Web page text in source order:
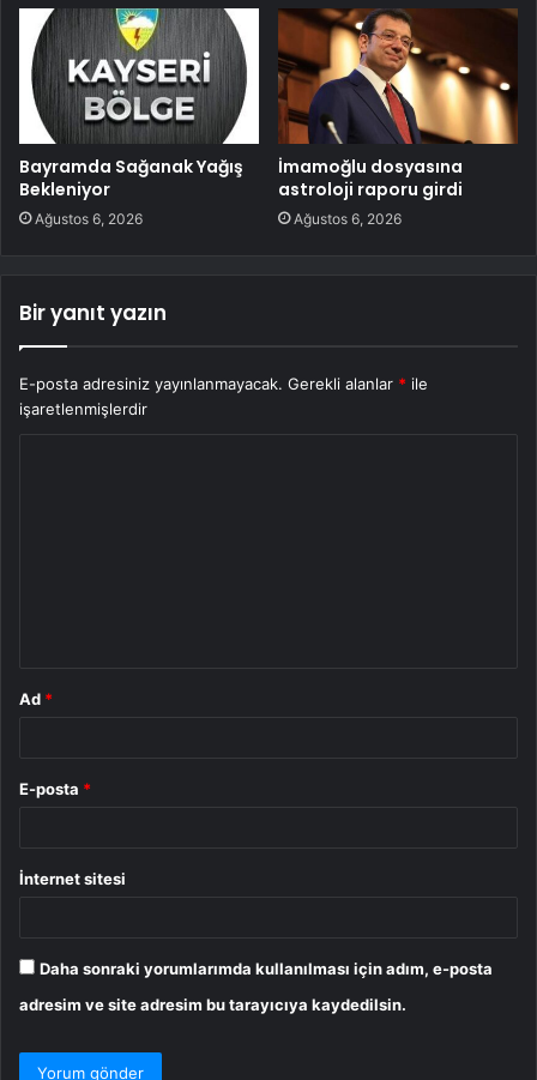
Bayramda Sağanak Yağış
Bekleniyor
Ağustos 6, 2026
İmamoğlu dosyasına
astroloji raporu girdi
Ağustos 6, 2026
Bir yanıt yazın
E-posta adresiniz yayınlanmayacak. Gerekli alanlar * ile
işaretlenmişlerdir
Ad *
E-posta *
İnternet sitesi
Daha sonraki yorumlarımda kullanılması için adım, e-posta
adresim ve site adresim bu tarayıcıya kaydedilsin.